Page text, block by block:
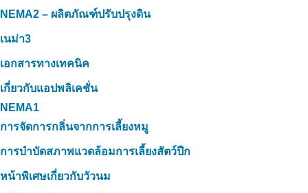
NEMA2 – ผลิตภัณฑ์ปรับปรุงดิน
เนม่า3
เอกสารทางเทคนิค
เกี่ยวกับแอปพลิเคชั่น
NEMA1
การจัดการกลิ่นจากการเลี้ยงหมู
การบำบัดสภาพแวดล้อมการเลี้ยงสัตว์ปีก
หน้าพิเศษเกี่ยวกับวัวนม